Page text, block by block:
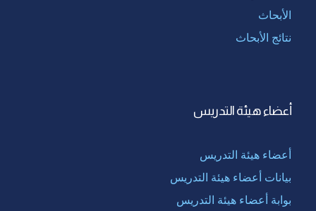
الأبحاث
نتائج الأبحاث
أعضاء هيئة التدريس
أعضاء هيئة التدريس
بيانات أعضاء هيئة التدريس
بوابة أعضاء هيئة التدريس